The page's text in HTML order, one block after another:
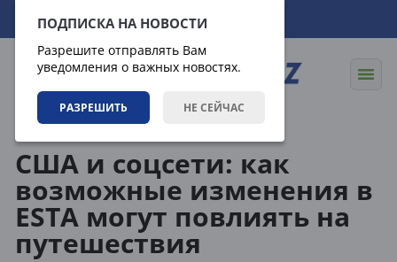
ПОДПИСКА НА НОВОСТИ
Разрешите отправлять Вам
уведомления о важных новостях.
РАЗРЕШИТЬ НЕ СЕЙЧАС
09.08.2026 13:35:13
США и соцсети: как
возможные изменения в
ESTA могут повлиять на
путешествия